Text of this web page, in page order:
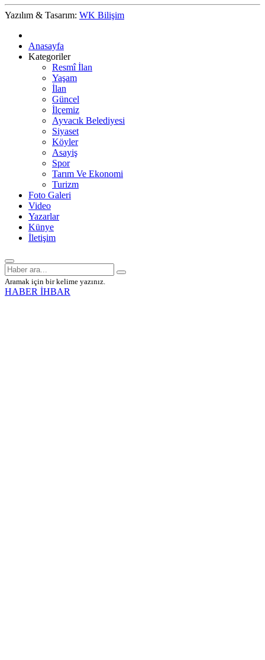
Yazılım & Tasarım: WK Bilişim
Anasayfa
Kategoriler
Resmî İlan
Yaşam
İlan
Güncel
İlçemiz
Ayvacık Belediyesi
Siyaset
Köyler
Asayiş
Spor
Tarım Ve Ekonomi
Turizm
Foto Galeri
Video
Yazarlar
Künye
İletişim
Aramak için bir kelime yazınız.
HABER İHBAR